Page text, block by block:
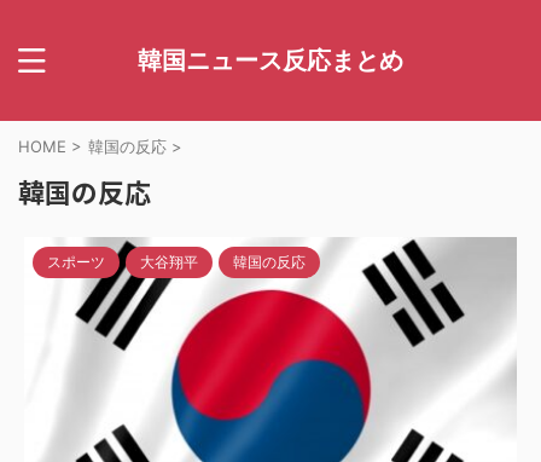
韓国ニュース反応まとめ
HOME > 韓国の反応 >
韓国の反応
スポーツ 大谷翔平 韓国の反応